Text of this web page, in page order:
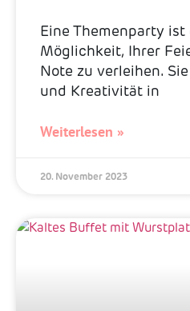
Eine Themenparty
Möglichkeit, Ihrer
Note zu verleihen.
und Kreativität in
Weiterlesen »
20. November 2023